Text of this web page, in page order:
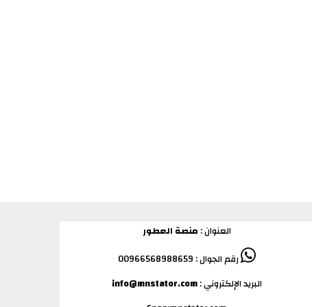
العنوان : منصة العطور
رقم الجوال : 00966568988659
البريد الإلكتروني :info@mnstator.com